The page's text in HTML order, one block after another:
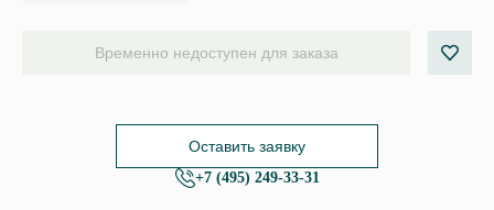
Временно недоступен для заказа
Оставить заявку
+7 (495) 249-33-31